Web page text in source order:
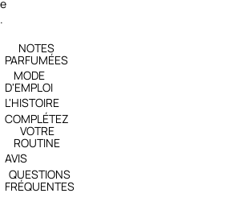
e
.
NOTES
PARFUMÉES
MODE
D'EMPLOI
L'HISTOIRE
COMPLÉTEZ
VOTRE
ROUTINE
AVIS
QUESTIONS
FRÉQUENTES